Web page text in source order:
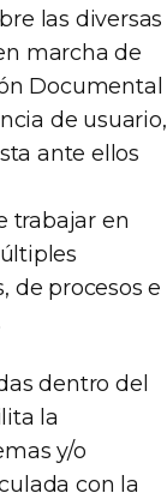
las diversas
marcha de
Documental
de usuario,
ante ellos
trabajar en
de procesos e
dentro del
la
y/o
con la